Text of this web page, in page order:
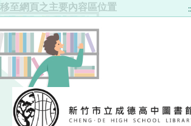
移至網頁之主要內容區位置